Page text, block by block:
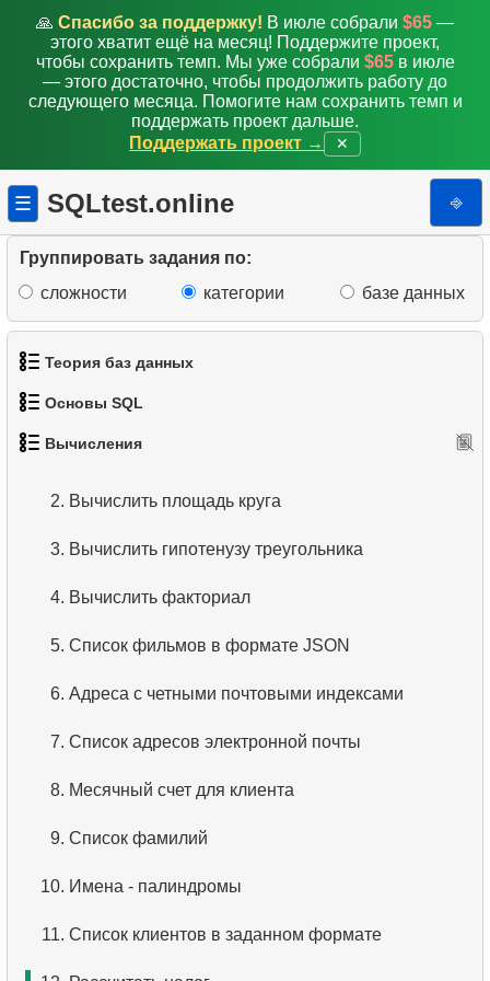
🙏 Спасибо за поддержку! В июле собрали $65 —
этого хватит ещё на месяц! Поддержите проект,
чтобы сохранить темп. Мы уже собрали $65в июле
— этого достаточно, чтобы продолжить работу до
следующего месяца. Помогите нам сохранить темп и
поддержать проект дальше.
Поддержать проект →
✕
☰ SQLtest.online ⎆
Группировать задания по:
сложности
категории базе данных
Теория баз данных
Что такое RDBMS?
Как хранятся данные в реляционной базе
данных?
5. Что такое ACID?
6. Что такое SQL?
7. Подмножество языка SQL?
8. Что такое команды DDL?
9. Что такое команды DQL?
10. Что такое команды DML?
11. Что такое индекс в SQL?
12. Использование индекса
Основы SQL
2. Отсортируйте пингвинов
3. Адреса без почтового индекса
4. Упорядоченный список языков
5. Имена актёров
6. Список языков
7. Упорядоченный список фильмов
8. Получить список клиентов
9. Уникальные рейтинги фильмов
10. Пять самых длинных фильмов
11. Первые 10 фильмов по алфавиту
Вычисления
1.Вычислить длину окружности
2. Вычислить площадь круга
3. Вычислить гипотенузу треугольника
4. Вычислить факториал
5. Список фильмов в формате JSON
6. Адреса с четными почтовыми индексами
7. Список адресов электронной почты
8. Месячный счет для клиента
9. Список фамилий
10. Имена - палиндромы
11. Список клиентов в заданном формате